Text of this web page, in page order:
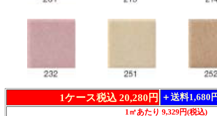
1ケース税込 20,280円 ＋送料1,680
1㎡あたり 9,329円(税込)